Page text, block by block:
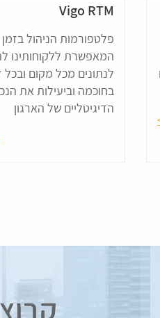
Vigo RTM
פלטפורמות הניהול
המאפשרת ללקוחותינו
לנתונים מכל מקום ובכל
בחוכמה וביעילות את
הדיגיטליים של הארגון